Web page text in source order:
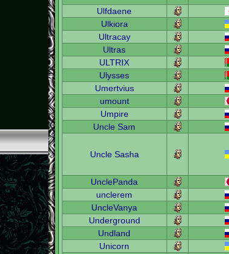
Ulfdaene
Ulkiora
Ultracay
Ultras
ULTRIX
Ulysses
Umertvius
umount
Umpire
Uncle Sam
Uncle Sasha
UnclePanda
unclerem
UncleVanya
Underground
Undland
Unicorn